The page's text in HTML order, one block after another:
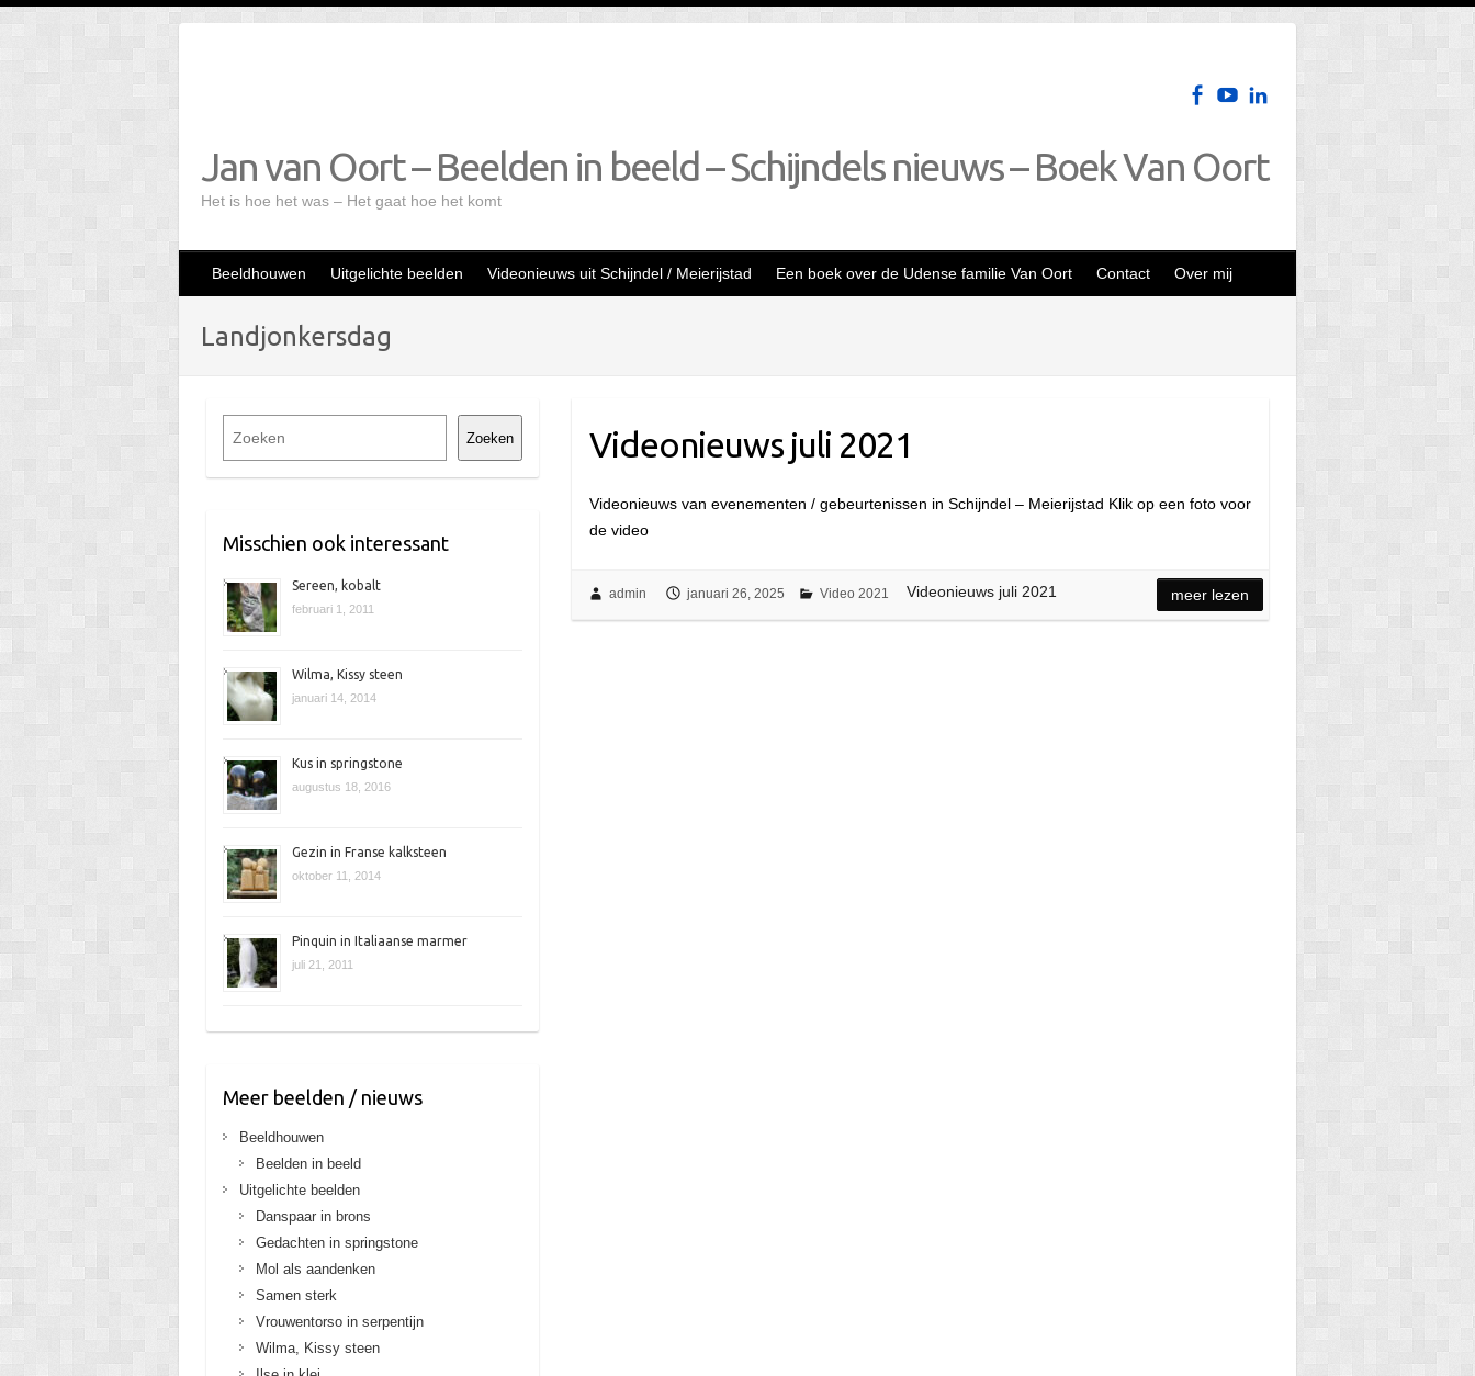
Jan van Oort – Beelden in beeld – Schijndels nieuws – Boek Van Oort
Het is hoe het was – Het gaat hoe het komt
Beeldhouwen Uitgelichte beelden Videonieuws uit Schijndel / Meierijstad Een boek over de Udense familie Van Oort Contact Over mij
Landjonkersdag
Videonieuws juli 2021
Videonieuws van evenementen / gebeurtenissen in Schijndel – Meierijstad Klik op een foto voor
de video
admin januari 26, 2025 Video 2021 Videonieuws juli 2021 meer lezen
e
Zoeken
Misschien ook interessant
Sereen, kobalt
februari 1, 2011
Wilma, Kissy steen
januari 14, 2014
Kus in springstone
augustus 18, 2016
Gezin in Franse kalksteen
oktober 11, 2014
Pinquin in Italiaanse marmer
juli 21, 2011
Meer beelden / nieuws
Beeldhouwen
Beelden in beeld
Uitgelichte beelden
Danspaar in brons
Gedachten in springstone
Mol als aandenken
Samen sterk
Vrouwentorso in serpentijn
Wilma, Kissy steen